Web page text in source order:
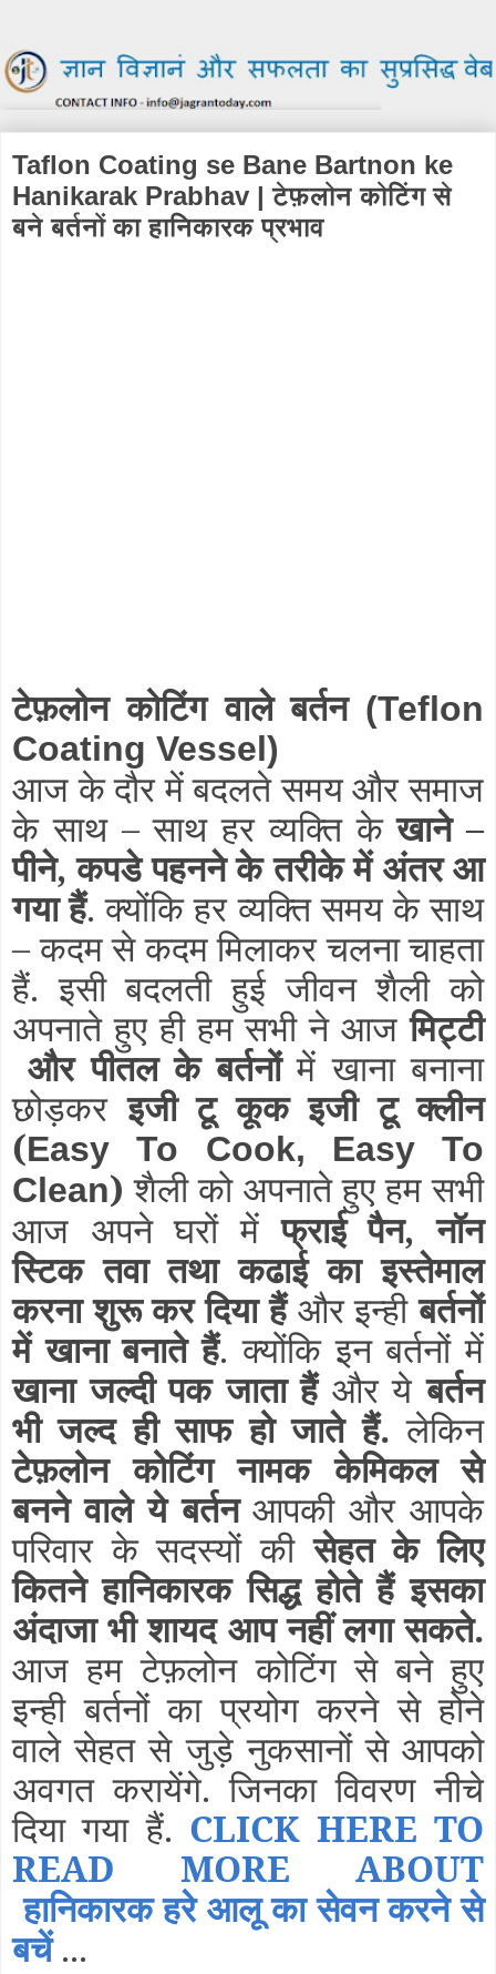
Taflon Coating se Bane Bartnon ke
Hanikarak Prabhav | टेफ़लोन कोटिंग से
बने बर्तनों का हानिकारक प्रभाव
टेफ़लोन कोटिंग वाले बर्तन (Teflon
Coating Vessel)
आज के दौर में बदलते समय और समाज
के साथ – साथ हर व्यक्ति केखाने –
पीने, कपडे पहनने के तरीके में अंतर आ
गया हैं. क्योंकि हर व्यक्ति समय के साथ
– कदम से कदम मिलाकर चलना चाहता
हैं. इसी बदलती हुई जीवन शैली को
अपनाते हुए ही हम सभी ने आजमिट्टी
और पीतल के बर्तनोंमें खाना बनाना
छोड़करइजी टू कूक इजी टू क्लीन
(Easy To Cook, Easy To
Clean)शैली को अपनाते हुए हम सभी
आज अपने घरों मेंफ्राई पैन, नॉन
स्टिक तवा तथा कढाई का इस्तेमाल
करना शुरू कर दिया हैंऔर इन्हीबर्तनों
में खाना बनाते हैं. क्योंकि इन बर्तनों में
खाना जल्दी पक जाता हैं और येबर्तन
भी जल्द ही साफ हो जाते हैं. लेकिन
टेफ़लोन कोटिंग नामक केमिकल से
बनने वाले ये बर्तनआपकी और आपके
परिवार के सदस्यों कीसेहत के लिए
कितने हानिकारक सिद्ध होते हैं इसका
अंदाजा भी शायद आप नहीं लगा सकते.
आज हम टेफ़लोन कोटिंग से बने हुए
इन्ही बर्तनों का प्रयोग करने से होने
वाले सेहत से जुड़े नुकसानों से आपको
अवगत करायेंगे. जिनका विवरण नीचे
दिया गया हैं. CLICK HERE TO
READ MORE ABOUT
हानिकारक हरे आलू का सेवन करने से
बचें ...